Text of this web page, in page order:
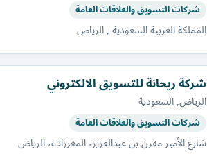
شركات التسويق والعلاقات العامة
المملكة العربية السعودية , الرياض
شركة ريحانة للتسويق الالكتروني
الرياض, السعودية
شركات التسويق والعلاقات العامة
شارع الأمير مقرن بن عبدالعزيز، المغرزات، الرياض